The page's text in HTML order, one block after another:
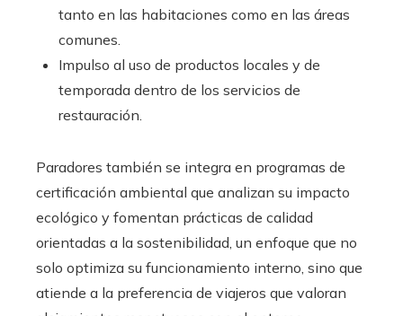
tanto en las habitaciones como en las áreas
comunes.
Impulso al uso de productos locales y de
temporada dentro de los servicios de
restauración.
Paradores también se integra en programas de
certificación ambiental que analizan su impacto
ecológico y fomentan prácticas de calidad
orientadas a la sostenibilidad, un enfoque que no
solo optimiza su funcionamiento interno, sino que
atiende a la preferencia de viajeros que valoran